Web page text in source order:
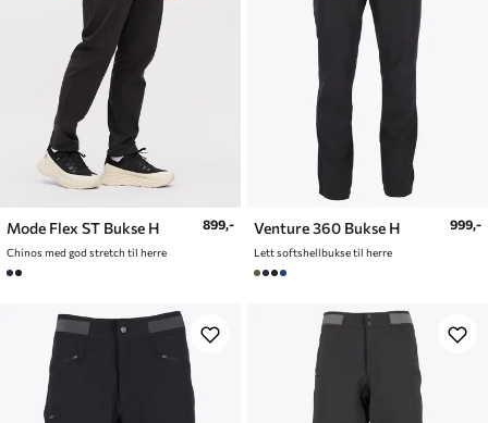
Mode Flex ST Bukse H
Chinos med god stretch til herre
899,- Venture 360 Bukse H
Lett softshellbukse til herre
999,-